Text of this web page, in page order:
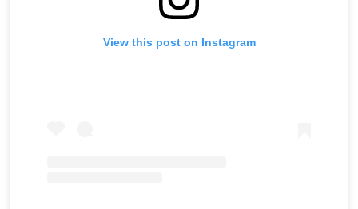
View this post on Instagram